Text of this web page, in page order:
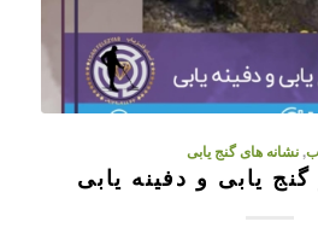
,نشانه های گنج یابی
گنج یابی و دفینه یابی